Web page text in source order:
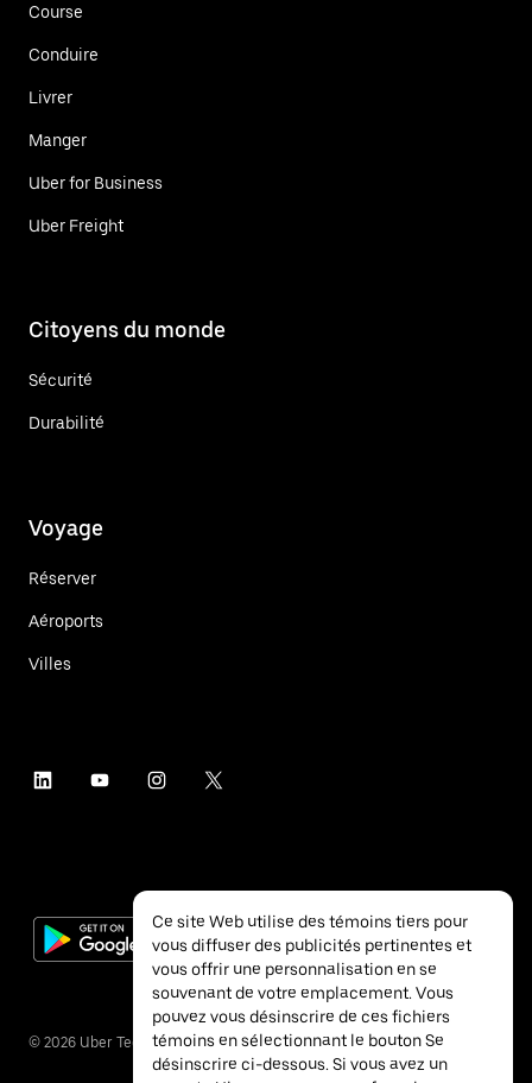
Course
Conduire
Livrer
Manger
Uber for Business
Uber Freight
Citoyens du monde
Sécurité
Durabilité
Voyage
Réserver
Aéroports
Villes
© 2026 Uber Technologies inc.
Ce site Web utilise des témoins tiers pour
vous diffuser des publicités pertinentes et
vous offrir une personnalisation en se
souvenant de votre emplacement. Vous
pouvez vous désinscrire de ces fichiers
témoins en sélectionnant le bouton Se
désinscrire ci-dessous. Si vous avez un